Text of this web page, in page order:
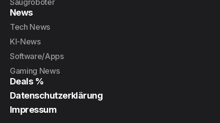
Saugroboter
News
Tech News
KI-News
Software/Apps
Gaming News
Deals %
Datenschutzerklärung
Impressum